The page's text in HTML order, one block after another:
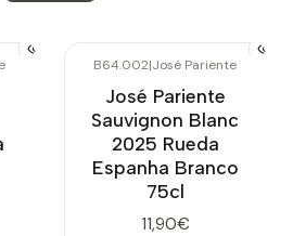
B64.002|José Pariente
José Pariente
Sauvignon Blanc
2025 Rueda
Espanha Branco
75cl
11,90€